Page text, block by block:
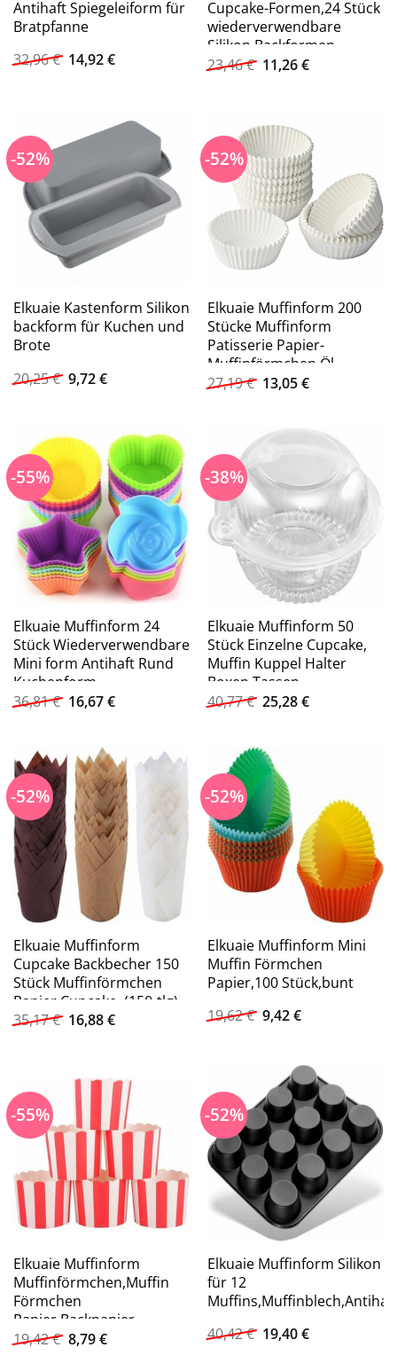
Antihaft Spiegeleiform für
Bratpfanne
32,96€ Ursprünglicher
Preis
14,92€Aktueller
Cupcake-Formen,24 Stück
wiederverwendbare
Silikon Backformen
23,46€ Ursprünglicher
Preis
11,26€Aktueller
-52%
Elkuaie Kastenform Silikon
backform für Kuchen und
Brote
20,25€ Ursprünglicher
Preis
9,72€Aktueller
-52%
Elkuaie Muffinform 200
Stücke Muffinform
Patisserie Papier-
Muffinförmchen,Öl-
Pappbecher
27,19€ Ursprünglicher
Preis
13,05€Aktueller
-55%
Elkuaie Muffinform 24
Stück Wiederverwendbare
Mini form Antihaft Rund
Kuchenform
36,81€ Ursprünglicher
Preis
36,81 €
16,67€Aktueller
-38%
Elkuaie Muffinform 50
Stück Einzelne Cupcake,
Muffin Kuppel Halter
Boxen Tassen
40,77€ Ursprünglicher
Preis
25,28€Aktueller
-52%
Elkuaie Muffinform
Cupcake Backbecher 150
Stück Muffinförmchen
Papier,Cupcake, (150-tlg)
35,17€ Ursprünglicher
Preis
16,88€Aktueller
-52%
Elkuaie Muffinform Mini
Muffin Förmchen
Papier,100 Stück,bunt
19,62€ Ursprünglicher
Preis
9,42€Aktueller
-55%
Elkuaie Muffinform
Muffinförmchen,Muffin
Förmchen
Papier,Backpapier
Cupcake
19,42€ Ursprünglicher
Preis
8,79€Aktueller
-52%
Elkuaie Muffinform Silikon
für 12
40,42€ Ursprünglicher
Preis
19,40€Aktueller